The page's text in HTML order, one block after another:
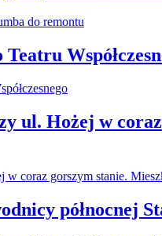
Teatru
ul. Hożej w
północnej